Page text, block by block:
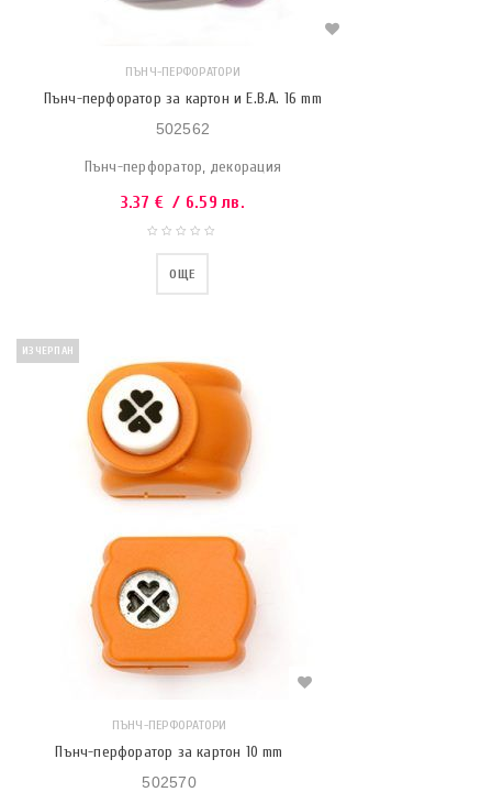
ПЪНЧ-ПЕРФОРАТОРИ
Пънч-перфоратор за картон и Е.В.А. 16 mm
502562
Пънч-перфоратор, декорация
3.37 € / 6.59 лв.
ОЩЕ
ИЗЧЕРПАН
ПЪНЧ-ПЕРФОРАТОРИ
Пънч-перфоратор за картон 10 mm
502570